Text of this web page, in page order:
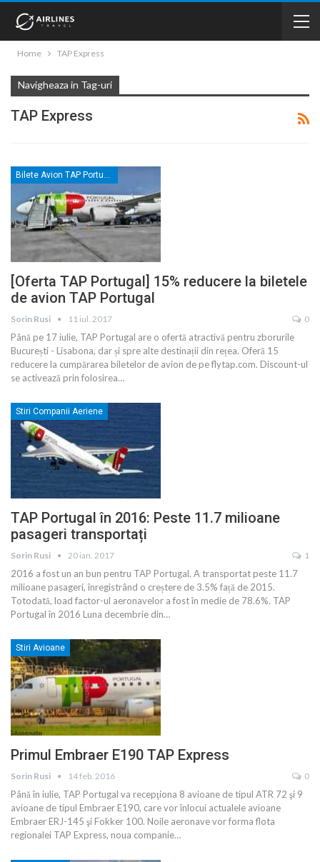
Home TAP Express
Navigheaza in Tag-uri
TAP Express
[Oferta TAP Portugal] 15% reducere la biletele
de avion TAP Portugal
Sorin Rusi 11 iul. 2017 0
Până pe 17 iulie, TAP Portugal are o ofertă atractivă pentru zborurile
București - Lisabona, dar și spre alte destinații din rețea. Oferă 15
reducere la cumpărarea biletelor de avion de pe flytap.com. Discount-ul
se activează prin folosirea…
Stiri Companii Aeriene
TAP Portugal în 2016: Peste 11.7 milioane
pasageri transportați
Sorin Rusi 20 ian. 2017 1
2016 a fost un an bun pentru TAP Portugal. A transportat peste 11.7
milioane pasageri, înregistrând o creștere de 3.5% față de 2015.
Totodată, load factor-ul aeronavelor a fost în medie de 78.6%. TAP
Portugal în 2016 Luna decembrie din…
Stiri Avioane
Primul Embraer E190 TAP Express
Sorin Rusi 14 feb. 2016 0
Până în iulie, TAP Portugal va recepţiona 8 avioane de tipul ATR 72 şi 9
avioane de tipul Embraer E190, care vor înlocui actualele avioane
Embraer ERJ-145 şi Fokker 100. Noile aeronave vor forma flota
regionalei TAP Express, noua companie…